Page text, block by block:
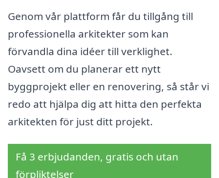
Genom vår plattform får du tillgång till
professionella arkitekter som kan
förvandla dina idéer till verklighet.
Oavsett om du planerar ett nytt
byggprojekt eller en renovering, så står vi
redo att hjälpa dig att hitta den perfekta
arkitekten för just ditt projekt.
Få 3 erbjudanden, gratis och utan
förpliktelser